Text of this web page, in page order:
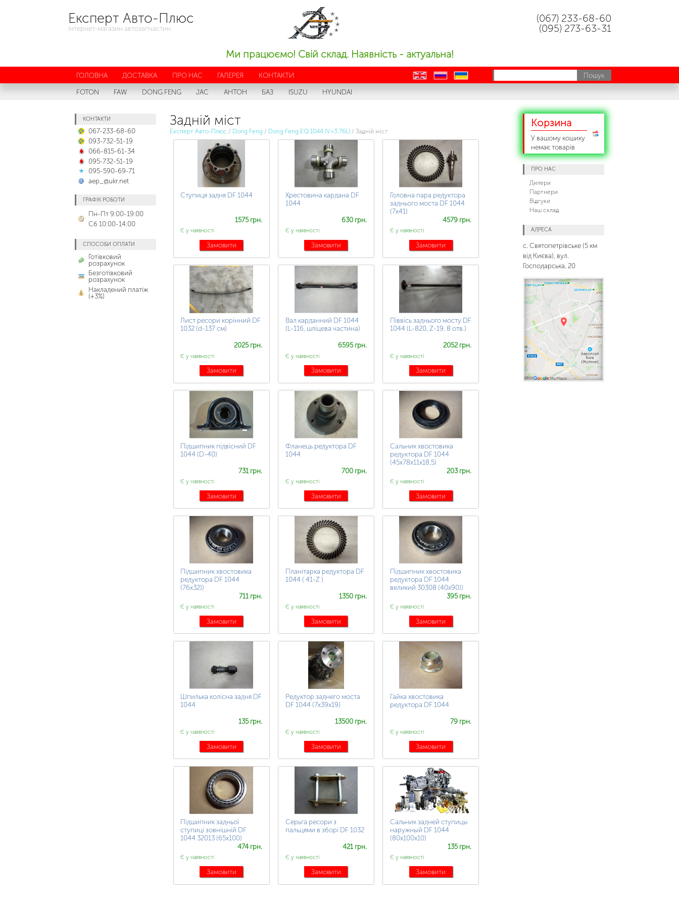
Експерт Авто-Плюс
Інтернет-магазин автозапчастин
(067) 233-68-60
(095) 273-63-31
Ми працюємо! Свій склад. Наявність - актуальна!
ГОЛОВНА ДОСТАВКА ПРО НАС ГАЛЕРЕЯ КОНТАКТИ en ru
uk
FOTON
FAW DONG FENG JAC АНТОН БАЗ ISUZU HYUNDAI
КОНТАКТИ
067-233-68-60
093-732-51-19
066-815-61-34
095-732-51-19
095-590-69-71
aep_@ukr.net
ГРАФІК РОБОТИ
Пн-Пт 9:00-19:00
Сб 10:00-14:00
СПОСОБИ ОПЛАТИ
Готівковий
розрахунок
Безготівковий
розрахунок
Накладений платіж
(+3%)
Задній міст
Експерт Авто-Плюс / Dong Feng / Dong Feng EQ 1044 (V=3.76L)/ Задній міст
Ступиця задня DF 1044
1575 грн.
Є у наявності
Замовити
Хрестовина кардана DF
1044
630 грн.
Є у наявності
Замовити
Головна пара редуктора
заднього моста DF 1044
(7х41)
4579 грн.
Є у наявності
Замовити
Лист ресори корінний DF
1032 (d-137 см)
2025 грн.
Є у наявності
Замовити
Вал карданний DF 1044
(L-116, шліцева частина)
6595 грн.
Є у наявності
Замовити
Піввісь заднього мосту DF
1044 (L-820, Z-19, 8 отв.)
2052 грн.
Є у наявності
Замовити
Підшипник підвісний DF
1044 (D-40)
731 грн.
Є у наявності
Замовити
Фланець редуктора DF
1044
700 грн.
Є у наявності
Замовити
Сальник хвостовика
редуктора DF 1044
(45х78х11х18,5)
203 грн.
Є у наявності
Замовити
Підшипник хвостовика
редуктора DF 1044
(76х32))
711 грн.
Є у наявності
Замовити
Планітарка редуктора DF
1044 ( 41-Z )
1350 грн.
Є у наявності
Замовити
Підшипник хвостовика
редуктора DF 1044
великий 30308 (40х90))
395 грн.
Є у наявності
Замовити
Шпилька колісна задня DF
1044
135 грн.
Є у наявності
Замовити
Редуктор заднего моста
DF 1044 (7х39х19)
13500 грн.
Є у наявності
Замовити
Гайка хвостовика
редуктора DF 1044
79 грн.
Є у наявності
Замовити
Підшипник задньої
ступиці зовнішній DF
1044 32013 (65х100)
474 грн.
Є у наявності
Замовити
Серьга ресори з
пальцями в зборі DF 1032
421 грн.
Є у наявності
Замовити
Сальник задней ступицы
наружный DF 1044
(80х100х10)
135 грн.
Є у наявності
Замовити
Корзина
У вашому кошику
немає товарів
ПРО НАС
Дилери
Партнери
Відгуки
Наш склад
АДРЕСА
с. Святопетрівське (5 км
від Києва), вул.
Господарська, 20